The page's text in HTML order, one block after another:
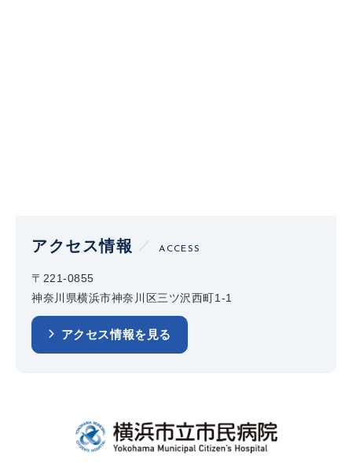
アクセス情報 ACCESS
〒221-0855
神奈川県横浜市神奈川区三ツ沢西町1-1
アクセス情報を見る